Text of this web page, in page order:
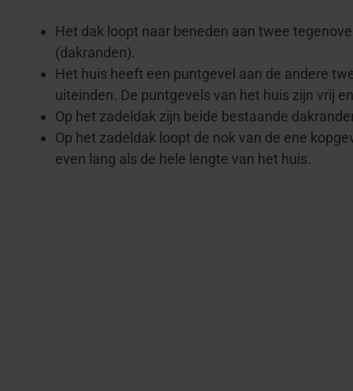
Het dak loopt naar beneden aan twee
(dakranden).
Het huis heeft een puntgevel aan de andere
uiteinden. De puntgevels van het huis zijn vrij
Op het zadeldak zijn beide bestaande
Op het zadeldak loopt de nok van de ene
even lang als de hele lengte van het huis.